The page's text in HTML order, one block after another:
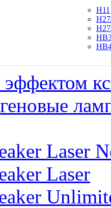
H11
Laser
Laser